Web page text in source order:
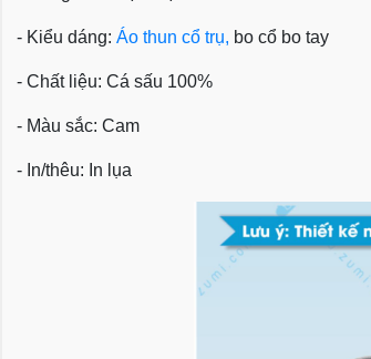
- Kiểu dáng: Áo thun cổ trụ, bo cổ bo tay
- Chất liệu: Cá sấu 100%
- Màu sắc: Cam
- In/thêu: In lụa